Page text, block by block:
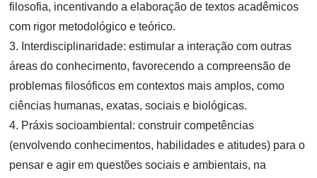
filosofia, incentivando a elaboração de textos acadêmicos
com rigor metodológico e teórico.
3. Interdisciplinaridade: estimular a interação com outras
áreas do conhecimento, favorecendo a compreensão de
problemas filosóficos em contextos mais amplos, como
ciências humanas, exatas, sociais e biológicas.
4. Práxis socioambiental: construir competências
(envolvendo conhecimentos, habilidades e atitudes) para o
pensar e agir em questões sociais e ambientais, na